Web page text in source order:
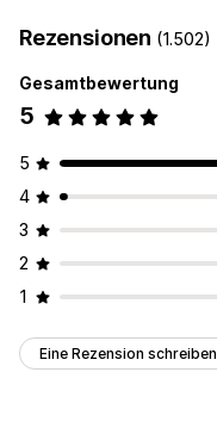
Rezensionen (1.502)
Gesamtbewertung
5
5
4
3
2
1
Eine Rezension schreiben